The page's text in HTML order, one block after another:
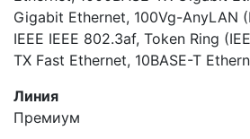
Gigabit Ethernet, 100Vg-AnyLAN
IEEE IEEE 802.3af, Token Ring
TX Fast Ethernet, 10BASE-T
Линия
Премиум